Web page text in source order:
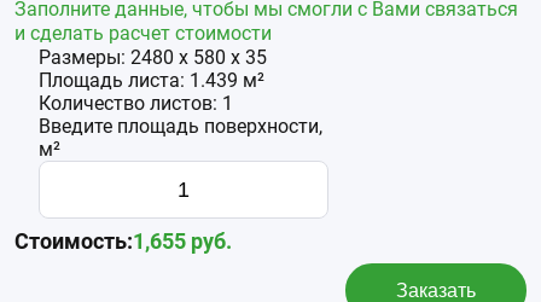
Заполните данные, чтобы мы смогли с Вами связаться
и сделать расчет стоимости
Размеры: 2480 x 580 x 35
Площадь листа: 1.439 м²
Количество листов: 1
Введите площадь поверхности,
м²
Стоимость:1,655 руб.
Заказать